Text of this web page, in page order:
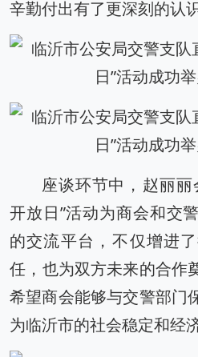
辛勤付出有了更深刻的认识
座谈环节中，‌赵丽
开放日”活动为商会和交
的交流平台，‌不仅增进
任，‌也为双方未来的合作
希望商会能够与交警部门
为临沂市的社会稳定和经